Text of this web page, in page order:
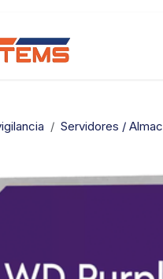
Servidores /